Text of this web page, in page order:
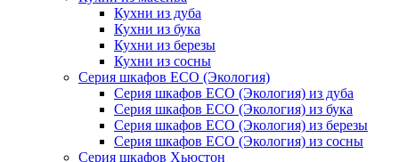
Кухни из дуба
Кухни из бука
Кухни из березы
Кухни из сосны
Серия шкафов ECO (Экология)
Серия шкафов ECO (Экология) из дуба
Серия шкафов ECO (Экология) из бука
Серия шкафов ECO (Экология) из березы
Серия шкафов ECO (Экология) из сосны
Серия шкафов Хьюстон